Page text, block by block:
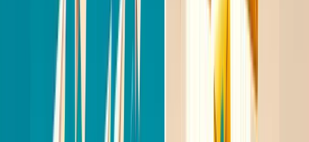
Stap 4: follow-ups die werken
e meeste positieve reacties komen niet op het